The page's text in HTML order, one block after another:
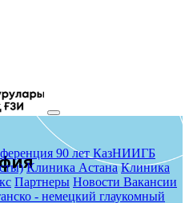
90 лет КазНИИГБ
Клиника Астана Клиника
Партнеры Новости Вакансии
- немецкий глаукомный